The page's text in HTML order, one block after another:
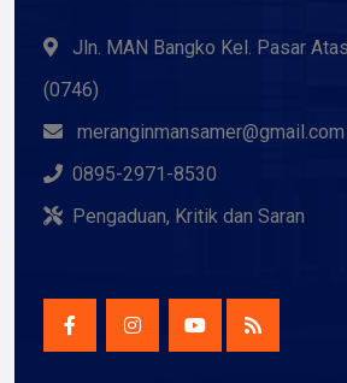
Jln. MAN Bangko Kel. Pasar
(0746)
meranginmansamer@gmail.com
0895-2971-8530
Pengaduan, Kritik dan Saran